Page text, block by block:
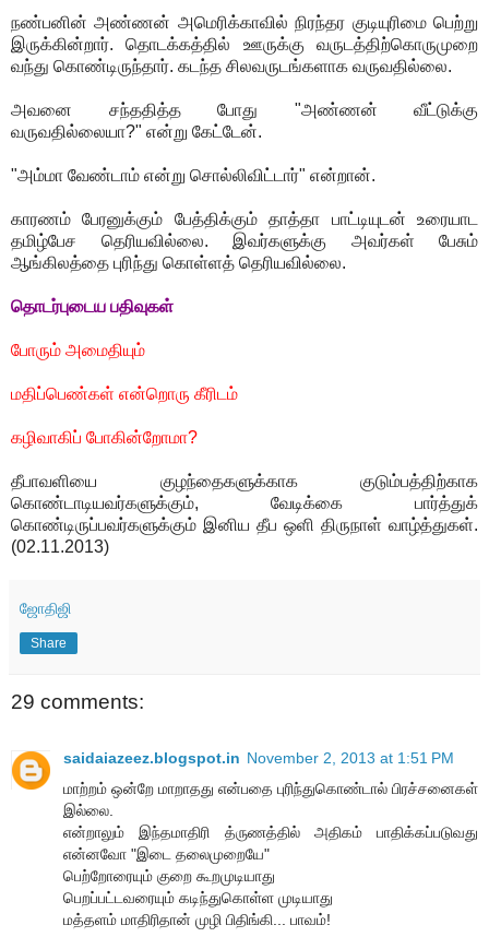
நண்பனின் அண்ணன் அமெரிக்காவில் நிரந்தர குடியுரிமை பெற்று
இருக்கின்றார். தொடக்கத்தில் ஊருக்கு வருடத்திற்கொருமுறை
வந்து கொண்டிருந்தார். கடந்த சிலவருடங்களாக வருவதில்லை.
அவனை சந்ததித்த போது "அண்ணன் வீட்டுக்கு
வருவதில்லையா?" என்று கேட்டேன்.
"அம்மா வேண்டாம் என்று சொல்லிவிட்டார்" என்றான்.
காரணம் பேரனுக்கும் பேத்திக்கும் தாத்தா பாட்டியுடன் உரையாட
தமிழ்பேச தெரியவில்லை. இவர்களுக்கு அவர்கள் பேசும்
ஆங்கிலத்தை புரிந்து கொள்ளத் தெரியவில்லை.
தொடர்புடைய பதிவுகள்
போரும் அமைதியும்
மதிப்பெண்கள் என்றொரு கீரிடம்
கழிவாகிப் போகின்றோமா?
தீபாவளியை குழந்தைகளுக்காக குடும்பத்திற்காக
கொண்டாடியவர்களுக்கும், வேடிக்கை பார்த்துக்
கொண்டிருப்பவர்களுக்கும் இனிய தீப ஒளி திருநாள் வாழ்த்துகள்.
(02.11.2013)
ஜோதிஜி
Share
29 comments:
saidaiazeez.blogspot.in November 2, 2013 at 1:51 PM
மாற்றம் ஒன்றே மாறாதது என்பதை புரிந்துகொண்டால் பிரச்சனைகள்
இல்லை.
என்றாலும் இந்தமாதிரி த்ருணத்தில் அதிகம் பாதிக்கப்படுவது
என்னவோ "இடை தலைமுறையே"
பெற்றோரையும் குறை கூறமுடியாது
பெறப்பட்டவரையும் கடிந்துகொள்ள முடியாது
மத்தளம் மாதிரிதான் முழி பிதிங்கி... பாவம்!